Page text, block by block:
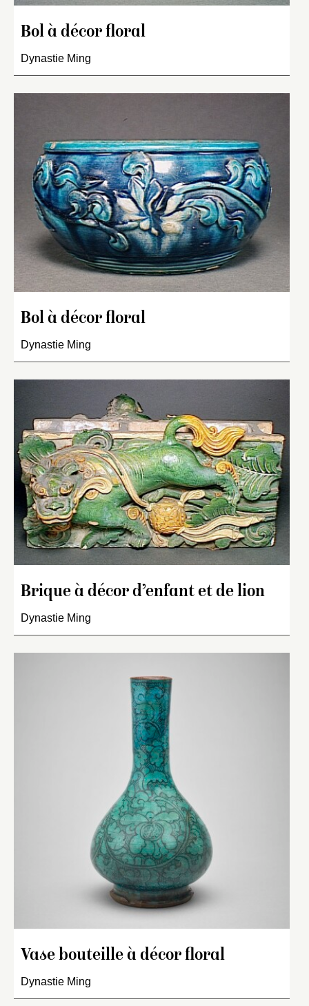
Bol à décor floral
Dynastie Ming
Bol à décor floral
Dynastie Ming
Brique à décor d’enfant et de lion
Dynastie Ming
Vase bouteille à décor floral
Dynastie Ming